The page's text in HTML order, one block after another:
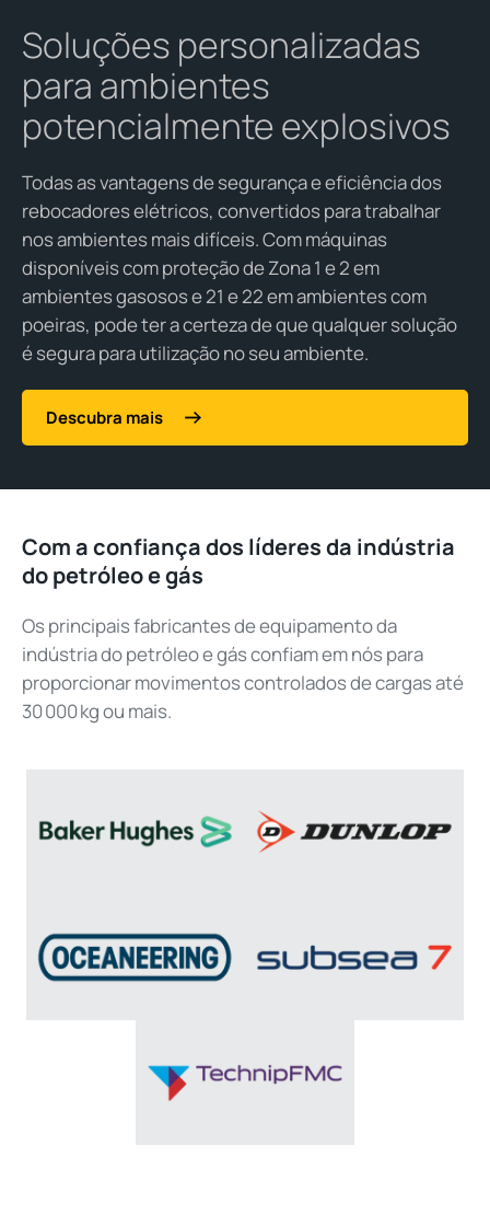
Soluções personalizadas
para ambientes
potencialmente explosivos
Todas as vantagens de segurança e eficiência dos
rebocadores elétricos, convertidos para trabalhar
nos ambientes mais difíceis. Com máquinas
disponíveis com proteção de Zona 1 e 2 em
ambientes gasosos e 21 e 22 em ambientes com
poeiras, pode ter a certeza de que qualquer solução
é segura para utilização no seu ambiente.
Descubra mais
Com a confiança dos líderes da indústria
do petróleo e gás
Os principais fabricantes de equipamento da
indústria do petróleo e gás confiam em nós para
proporcionar movimentos controlados de cargas até
30 000 kg ou mais.